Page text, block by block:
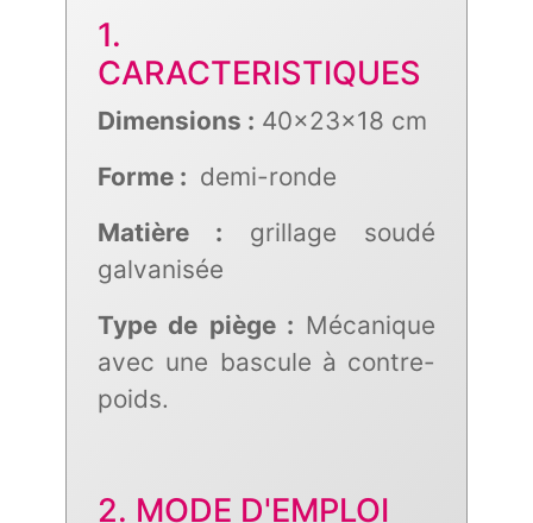
1.
CARACTERISTIQUES
Dimensions : 40x23x18 cm
Forme : demi-ronde
Matière :
grillage soudé
galvanisée
Type de piège : Mécanique
avec une bascule à contre-
poids.
2. MODE D'EMPLOI